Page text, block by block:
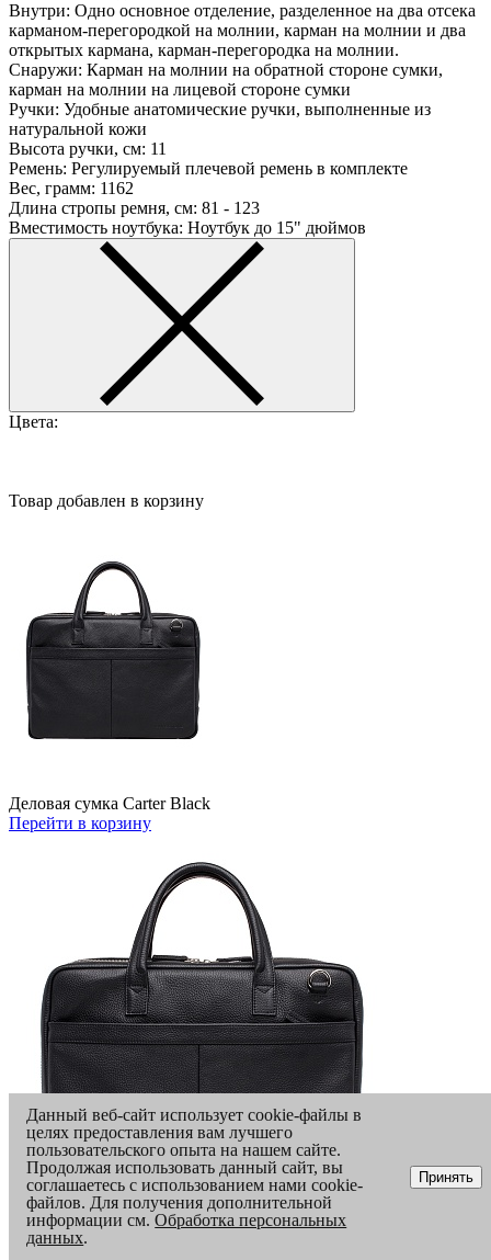
Внутри: Одно основное отделение, разделенное на два отсека
карманом-перегородкой на молнии, карман на молнии и два
открытых кармана, карман-перегородка на молнии.
Снаружи: Карман на молнии на обратной стороне сумки,
карман на молнии на лицевой стороне сумки
Ручки: Удобные анатомические ручки, выполненные из
натуральной кожи
Высота ручки, см: 11
Ремень: Регулируемый плечевой ремень в комплекте
Вес, грамм: 1162
Длина стропы ремня, см: 81 - 123
Вместимость ноутбука: Ноутбук до 15" дюймов
Цвета:
Товар добавлен в корзину
Деловая сумка Carter Black
Перейти в корзину
Быстрая покупка товара
Данный веб-сайт использует cookie-файлы в
целях предоставления вам лучшего
пользовательского опыта на нашем сайте.
Продолжая использовать данный сайт, вы
соглашаетесь с использованием нами cookie-
файлов. Для получения дополнительной
информации см.Обработка персональных
данных.
Принять